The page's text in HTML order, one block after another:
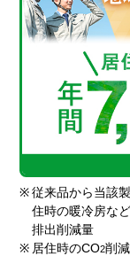
※ 従来品から当該
住時の暖冷房な
排出削減量
※ 居住時のCO2削